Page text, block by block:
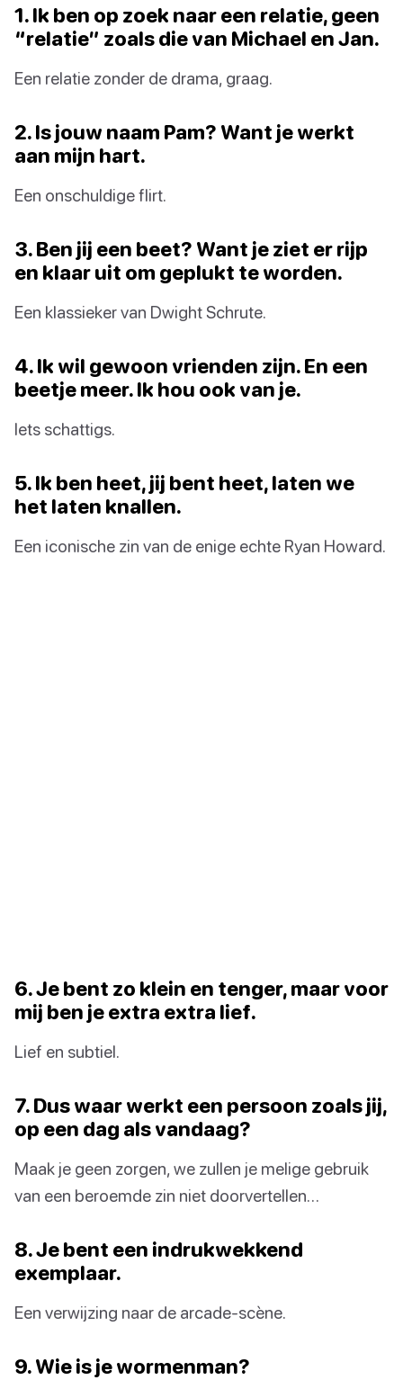
1. Ik ben op zoek naar een relatie, geen
“relatie” zoals die van Michael en Jan.
Een relatie zonder de drama, graag.
2. Is jouw naam Pam? Want je werkt
aan mijn hart.
Een onschuldige flirt.
3. Ben jij een beet? Want je ziet er rijp
en klaar uit om geplukt te worden.
Een klassieker van Dwight Schrute.
4. Ik wil gewoon vrienden zijn. En een
beetje meer. Ik hou ook van je.
Iets schattigs.
5. Ik ben heet, jij bent heet, laten we
het laten knallen.
Een iconische zin van de enige echte Ryan Howard.
6. Je bent zo klein en tenger, maar voor
mij ben je extra extra lief.
Lief en subtiel.
7. Dus waar werkt een persoon zoals jij,
op een dag als vandaag?
Maak je geen zorgen, we zullen je melige gebruik
van een beroemde zin niet doorvertellen…
8. Je bent een indrukwekkend
exemplaar.
Een verwijzing naar de arcade-scène.
9. Wie is je wormenman?